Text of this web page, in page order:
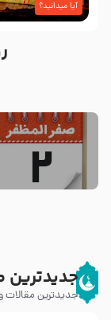
آیا میدانید؟
جدیدترین
جدیدترین